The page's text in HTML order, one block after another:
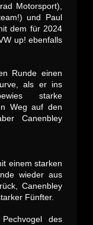
Motorsport),
und Paul
dem für 2024
up! ebenfalls
Runde einen
als er ins
starke
Weg auf den
Canenbley
einem starken
wieder aus
Canenbley
Fünfter.
des